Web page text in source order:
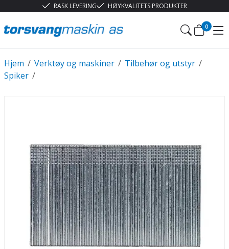
RASK LEVERING HØYKVALITETS PRODUKTER
0
/
Hjem /
Verktøy og maskiner /
Tilbehør og utstyr
/
Spiker